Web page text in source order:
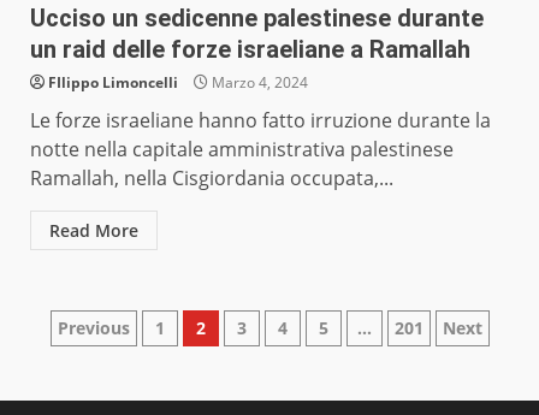
Ucciso un sedicenne palestinese durante
un raid delle forze israeliane a Ramallah
FIlippo Limoncelli Marzo 4, 2024
Le forze israeliane hanno fatto irruzione durante la
notte nella capitale amministrativa palestinese
Ramallah, nella Cisgiordania occupata,...
Read More
Paginazione
Previous 1 2 3 4 5 … 201 Next